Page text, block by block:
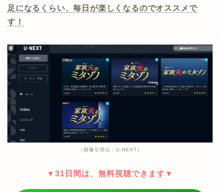
足になるくらい、毎日が楽しくなるのでオススメで
す！
（画像引用元：U-NEXT）
▼31日間は、無料視聴できます▼